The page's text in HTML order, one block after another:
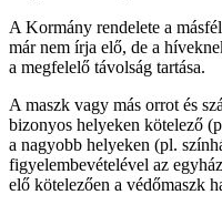
A Kormány rendelete a
már nem írja elő, de a
a megfelelő távolság tartása.
A maszk vagy más orrot és
bizonyos helyeken kötelező
a nagyobb helyeken (pl.
figyelembevételével az
elő kötelezően a védőmaszk